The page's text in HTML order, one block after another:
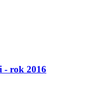
- rok 2016